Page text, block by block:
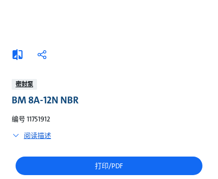
添
加
较
分
密封泵
BM 8A-12N NBR
编号 11751912
阅读描述
打印/PDF